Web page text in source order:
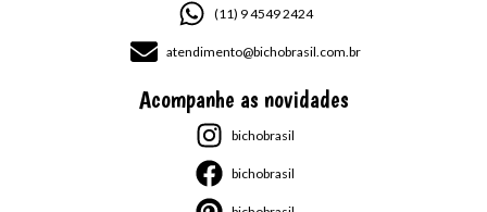
(11) 9 4549 2424
atendimento@bichobrasil.com.br
Acompanhe as novidades
bichobrasil
bichobrasil